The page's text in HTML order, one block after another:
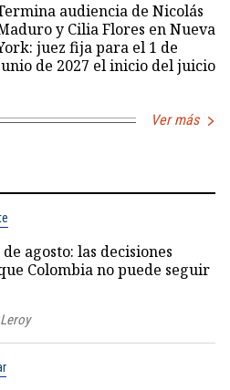
audiencia de Nicolás
y Cilia Flores en Nueva
juez fija para el 1 de
de 2027 el inicio del juicio
Ver más
agosto: las decisiones
Colombia no puede seguir